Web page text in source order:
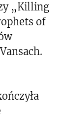
„Killing
of